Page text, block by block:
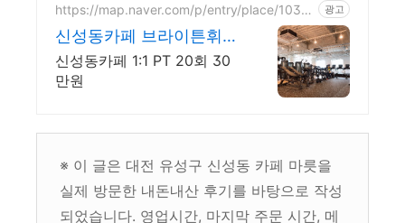
https://map.naver.com/p/entry/place/1030
광고
신성동카페 브라이튼휘트
니스 1:1 PT 20회 30만원
신성동카페 1:1 PT 20회 30
만원
※ 이 글은 대전 유성구 신성동 카페 마릇을
실제 방문한 내돈내산 후기를 바탕으로 작성
되었습니다. 영업시간, 마지막 주문 시간, 메